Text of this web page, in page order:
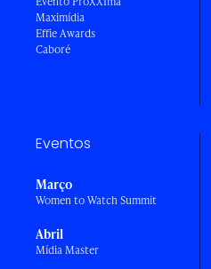
Maximídia
Effie Awards
Caboré
Eventos
Março
Women to Watch Summit
Abril
Mídia Master